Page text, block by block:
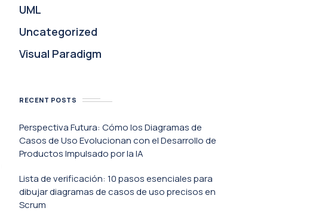
UML
Uncategorized
Visual Paradigm
RECENT POSTS
Perspectiva Futura: Cómo los Diagramas de
Casos de Uso Evolucionan con el Desarrollo de
Productos Impulsado por la IA
Lista de verificación: 10 pasos esenciales para
dibujar diagramas de casos de uso precisos en
Scrum